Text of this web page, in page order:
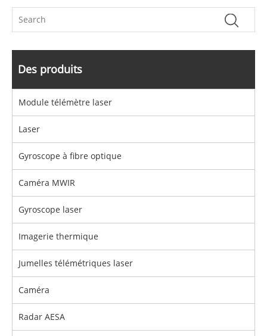
Des produits
Module télémètre laser
Laser
Gyroscope à fibre optique
Caméra MWIR
Gyroscope laser
Imagerie thermique
Jumelles télémétriques laser
Caméra
Radar AESA